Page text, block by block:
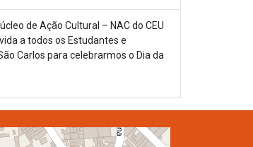
de Ação Cultural – NAC do CEU
a todos os Estudantes e
Carlos para celebrarmos o Dia da